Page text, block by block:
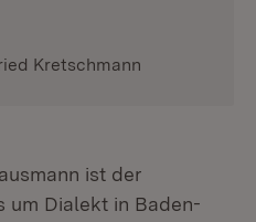
Kretschmann
ist der
um Dialekt in Baden-